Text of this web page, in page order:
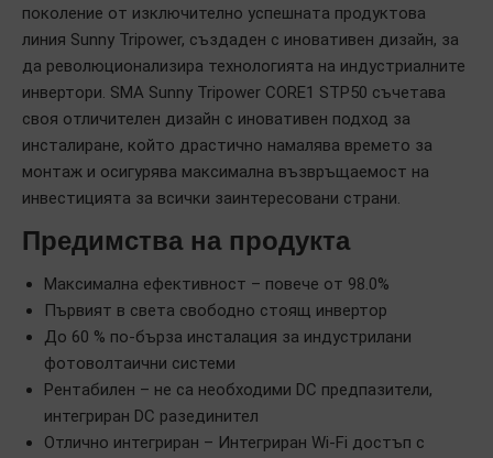
поколение от изключително успешната продуктова
линия Sunny Tripower, създаден с иновативен дизайн, за
да революционализира технологията на индустриалните
инвертори. SMA Sunny Tripower CORE1 STP50 съчетава
своя отличителен дизайн с иновативен подход за
инсталиране, който драстично намалява времето за
монтаж и осигурява максимална възвръщаемост на
инвестицията за всички заинтересовани страни.
Предимства на продукта
Максимална ефективност – повече от 98.0%
Първият в света свободно стоящ инвертор
До 60 % по-бърза инсталация за индустрилани
фотоволтаични системи
Рентабилен – не са необходими DC предпазители,
интегриран DC разединител
Отлично интегриран – Интегриран Wi-Fi достъп с